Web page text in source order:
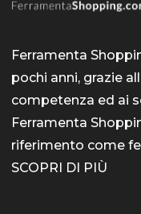
Ferramenta
pochi anni, grazie
competenza ed ai
Ferramenta
riferimento come
SCOPRI DI PIÙ